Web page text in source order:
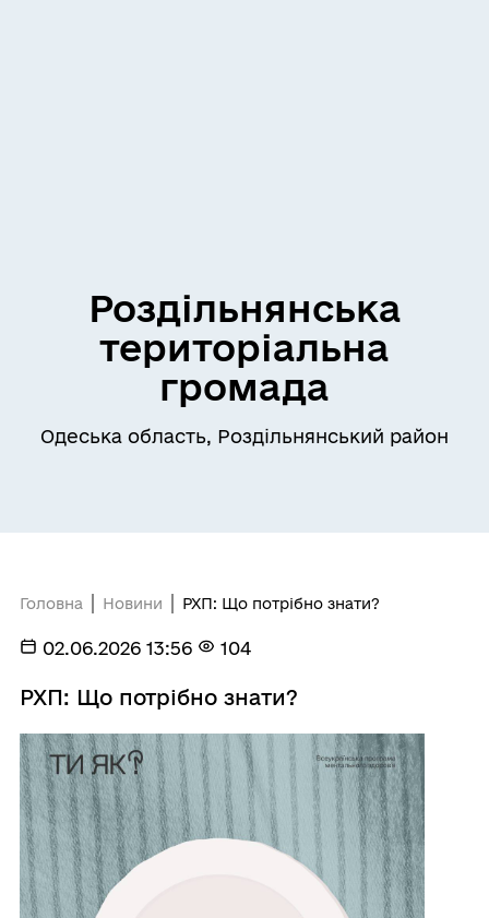
Роздільнянська
територіальна
громада
Одеська область, Роздільнянський район
Головна Новини РХП: Що потрібно знати?
02.06.2026 13:56 104
РХП: Що потрібно знати?